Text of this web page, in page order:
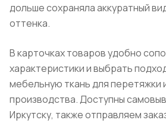
дольше сохраняла аккуратный
оттенка.
В карточках товаров удобно
характеристики и выбрать
мебельную ткань для перетяжки
производства. Доступны
Иркутску, также отправляем